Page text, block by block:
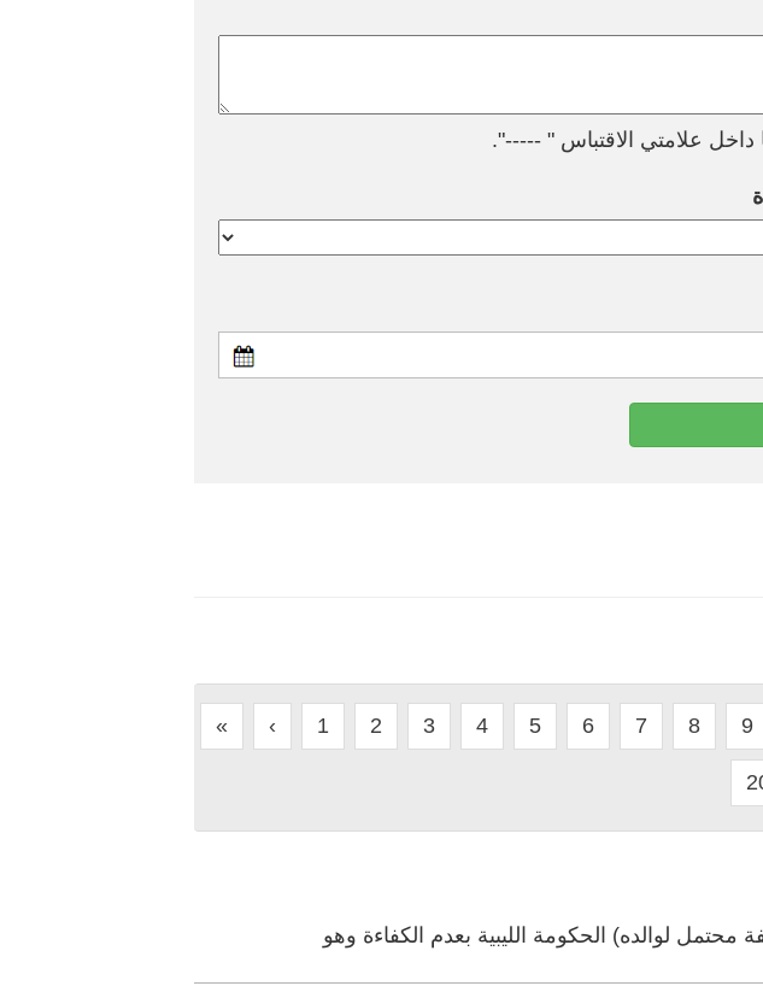
داخل علامتي الاقتباس " -----".
« ‹ 1 2 3 4 5 6 7 8 9
محتمل لوالده) الحكومة الليبية بعدم الكفاءة وهو